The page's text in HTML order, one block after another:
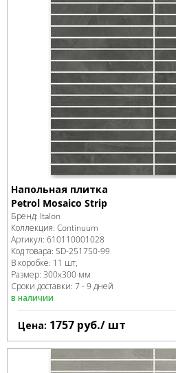
Напольная плитка
Petrol Mosaico Strip
Бренд: Italon
Коллекция: Continuum
Артикул: 610110001028
Код товара: SD-251750-99
В коробке: 11 шт,
Размер: 300x300 мм
Сроки доставки: 7 - 9 дней
в наличии
Цена: 1757 руб./ шт